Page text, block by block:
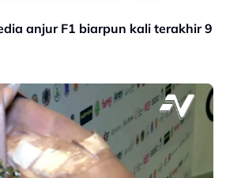
anjur F1 biarpun kali terakhir 9